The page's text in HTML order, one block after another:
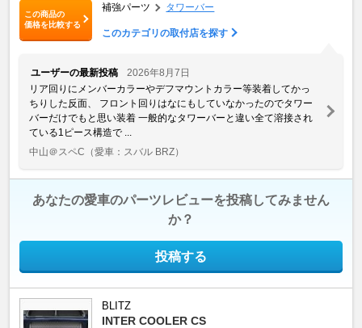
この商品の
価格を比較する
補強パーツ タワーバー
このカテゴリの取付店を探す
ユーザーの最新投稿
2026年8月7日
リア回りにメンバーカラーやデフマウントカラー等装着してかっ
ちりした反面、 フロント回りはなにもしていなかったのでタワー
バーだけでもと思い装着 一般的なタワーバーと違い全て溶接され
ている1ピース構造で ...
中山＠スペC （愛車：スバル BRZ）
あなたの愛車のパーツレビューを投稿してみません
か？
投稿する
BLITZ
INTER COOLER CS